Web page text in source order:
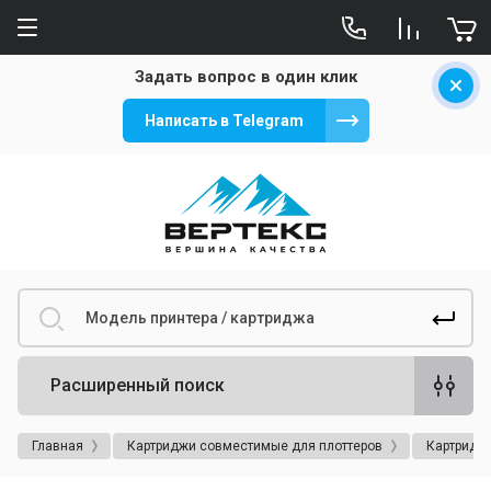
Задать вопрос в один клик
Написать в Telegram
Расширенный поиск
Главная Картриджи совместимые для плоттеров